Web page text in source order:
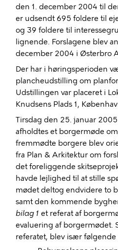
den 1. december 2004 til
er udsendt 695 foldere til
og 39 foldere til
lignende. Forslagene blev
december 2004 i Østerbro
Der har i høringsperioden
plancheudstilling om
Udstillingen var placeret i
Knudsens Plads 1,
Tirsdag den 25. januar
afholdtes et borgermøde
fremmødte borgere blev
fra Plan & Arkitektur om
det foreliggende
havde lejlighed til at stille
mødet deltog endvidere to
samt den kommende
bilag 1 et referat af
evaluering af borgermødet.
referatet, blev især